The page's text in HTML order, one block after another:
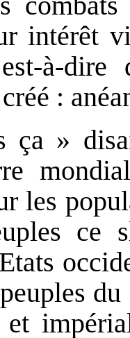
intérêt
à-
:
ça »
les
ce